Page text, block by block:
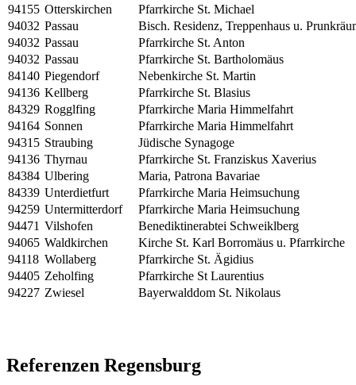
94155 Otterskirchen
Pfarrkirche St. Michael
94032 Passau
Bisch. Residenz, Treppenhaus u.
94032 Passau
Pfarrkirche St. Anton
94032 Passau
Pfarrkirche St. Bartholomäus
84140 Piegendorf
Nebenkirche St. Martin
94136 Kellberg
Pfarrkirche St. Blasius
84329 Rogglfing
Pfarrkirche Maria Himmelfahrt
94164 Sonnen
Pfarrkirche Maria Himmelfahrt
94315 Straubing
Jüdische Synagoge
94136 Thyrnau
Pfarrkirche St. Franziskus Xaverius
84384 Ulbering
Maria, Patrona Bavariae
84339 Unterdietfurt
Pfarrkirche Maria Heimsuchung
94259 Untermitterdorf
Pfarrkirche Maria Heimsuchung
94471 Vilshofen
Benediktinerabtei Schweiklberg
94065 Waldkirchen
Kirche St. Karl Borromäus u. Pfarrkirche
94118 Wollaberg
Pfarrkirche St. Ägidius
94405 Zeholfing
Pfarrkirche St Laurentius
94227 Zwiesel Bayerwalddom St. Nikolaus
Referenzen Regensburg